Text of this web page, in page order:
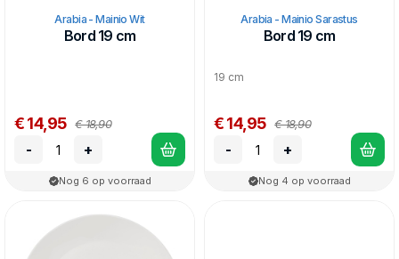
Arabia - Mainio Wit
Bord 19 cm
€ 14,95 € 18,90
- +
Nog 6 op voorraad
Arabia - Mainio Sarastus
Bord 19 cm
19 cm
€ 14,95 € 18,90
- +
Nog 4 op voorraad